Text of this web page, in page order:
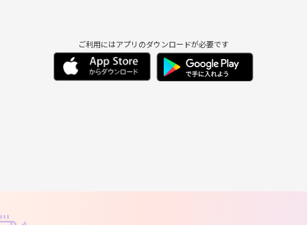
ご利用にはアプリのダウンロードが必要です